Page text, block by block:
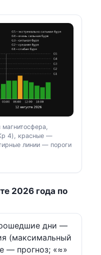
4), красные —
линии — пороги
2026 года по
дни —
(максимальный
— прогноз; «≈»